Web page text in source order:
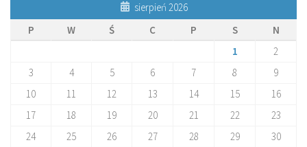
sierpień 2026
P
W Ś C P S
N
1
2
3
4 5 6 7 8
9
10
11 12 13 14 15
16
17
18 19 20 21 22
23
24
25 26 27 28 29
30